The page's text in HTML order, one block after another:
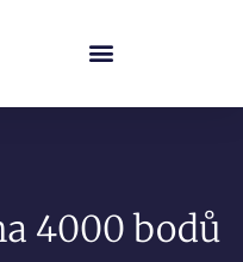
4000 bodů